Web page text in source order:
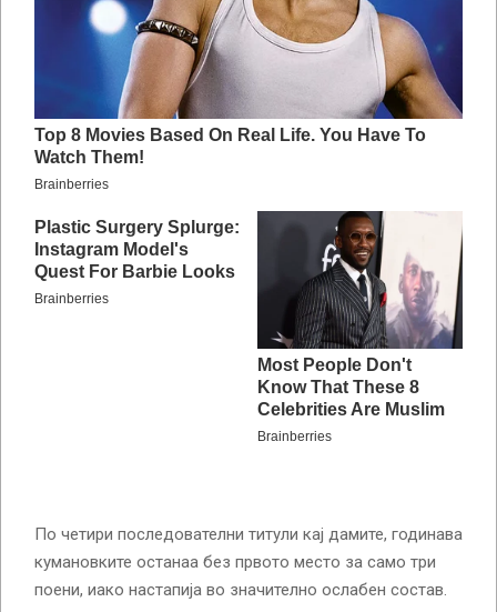
По четири последователни титули кај дамите, годинава
кумановките останаа без првото место за само три
поени, иако настапија во значително ослабен состав.